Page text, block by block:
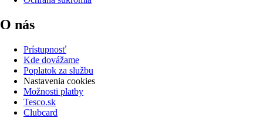
O nás
Prístupnosť
Kde dovážame
Poplatok za službu
Nastavenia cookies
Možnosti platby
Tesco.sk
Clubcard